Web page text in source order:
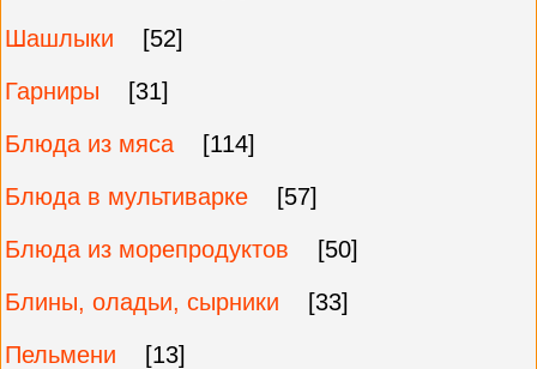
Шашлыки
[52]
Гарниры
[31]
Блюда из мяса
[114]
Блюда в мультиварке
[57]
Блюда из морепродуктов
[50]
Блины, оладьи, сырники
[33]
Пельмени
[13]